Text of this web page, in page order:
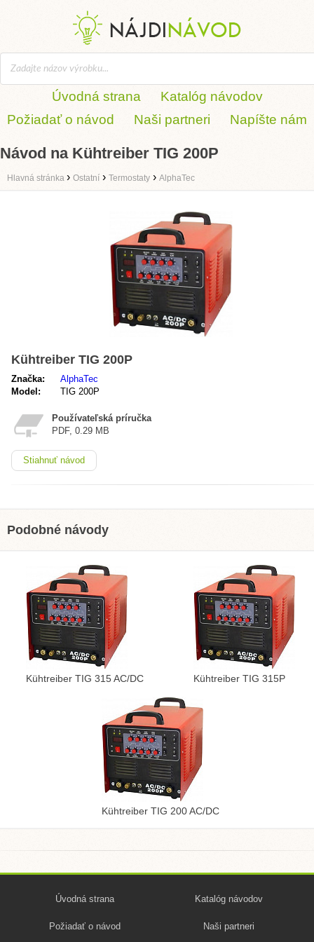
Úvodná strana
Katalóg návodov
Požiadať o návod
Naši partneri Napíšte nám
Návod na Kühtreiber TIG 200P
Hlavná stránka › Ostatní › Termostaty › AlphaTec
Kühtreiber TIG 200P
Značka:
AlphaTec
Model:
TIG 200P
Používateľská príručka
PDF, 0.29 MB
Stiahnuť návod
Podobné návody
Kühtreiber TIG 315 AC/DC Kühtreiber TIG 315P
Kühtreiber TIG 200 AC/DC
Úvodná strana Katalóg návodov
Požiadať o návod Naši partneri